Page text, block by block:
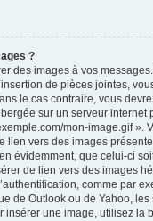
?
des images à vos
de pièces jointes,
le cas contraire, vous
sur un serveur internet
mon-image.gif ».
lien vers des images
évidemment, que celui-ci
de lien vers des images
comme par
de Outlook ou de Yahoo, les
insérer une image, utilisez la